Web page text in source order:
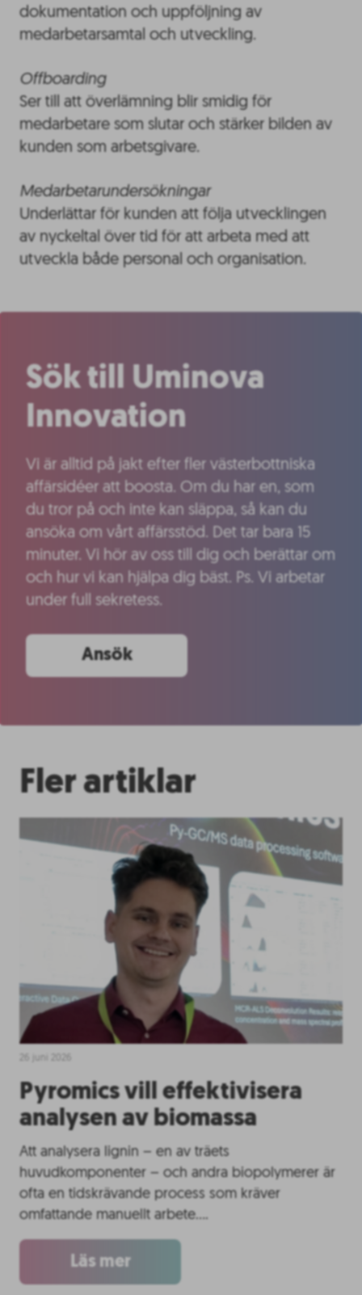
dokumentation och uppföljning av
medarbetarsamtal och utveckling.
Offboarding
Ser till att överlämning blir smidig för
medarbetare som slutar och stärker bilden av
kunden som arbetsgivare.
Medarbetarundersökningar
Underlättar för kunden att följa utvecklingen
av nyckeltal över tid för att arbeta med att
utveckla både personal och organisation.
Sök till Uminova
Innovation
Vi är alltid på jakt efter fler västerbottniska
affärsidéer att boosta. Om du har en, som
du tror på och inte kan släppa, så kan du
ansöka om vårt affärsstöd. Det tar bara 15
minuter. Vi hör av oss till dig och berättar om
och hur vi kan hjälpa dig bäst. Ps. Vi arbetar
under full sekretess.
Ansök
Fler artiklar
Pyromics vill effektivisera
analysen av biomassa
Att analysera lignin – en av träets
huvudkomponenter – och andra biopolymerer är
ofta en tidskrävande process som kräver
omfattande manuellt arbete….
Läs mer